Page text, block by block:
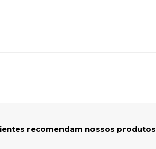
recomendam nossos produtos